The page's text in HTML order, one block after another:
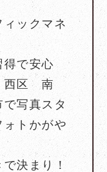
ックマネ
得で安心
区 南
写真スタ
ォトかがや
決まり！